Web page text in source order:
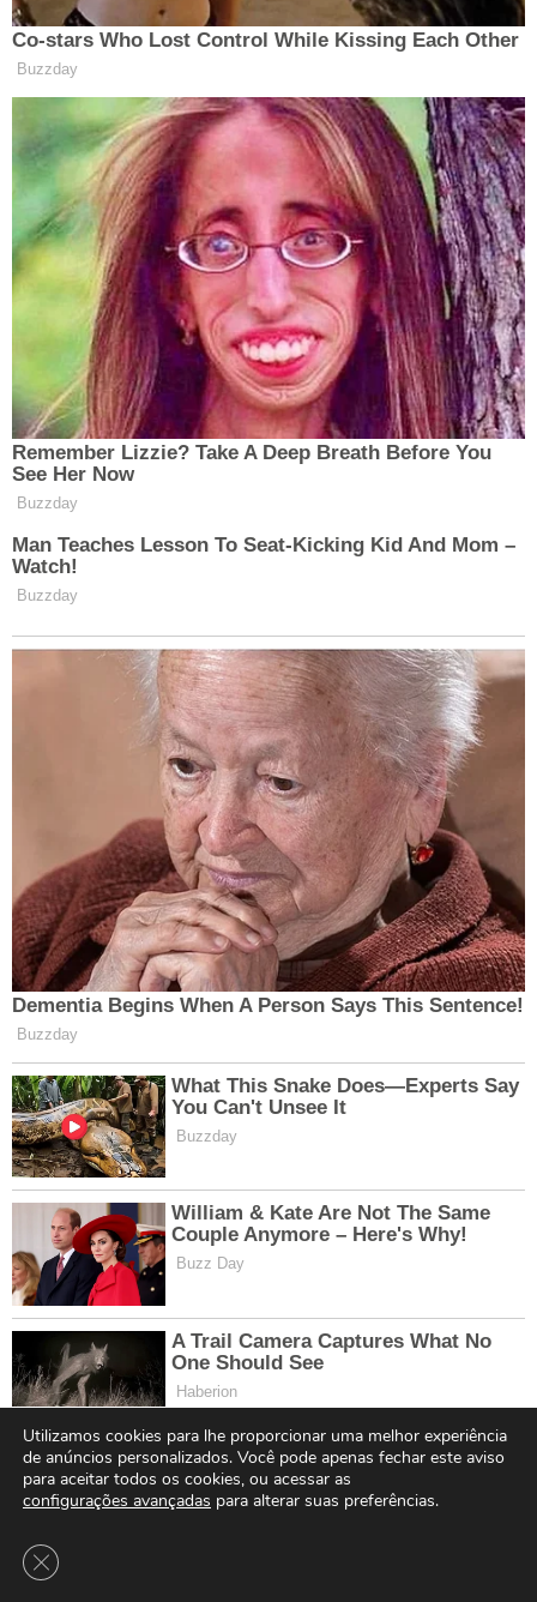
Utilizamos cookies para lhe proporcionar uma melhor experiência
de anúncios personalizados. Você pode apenas fechar este aviso
para aceitar todos os cookies, ou acessar as
configurações avançadas para alterar suas preferências.
Close GDPR Cookie Banner